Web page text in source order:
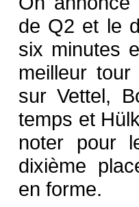
de Q2 et le
six minutes
meilleur tour
sur Vettel,
temps et
noter pour
dixième
en forme.